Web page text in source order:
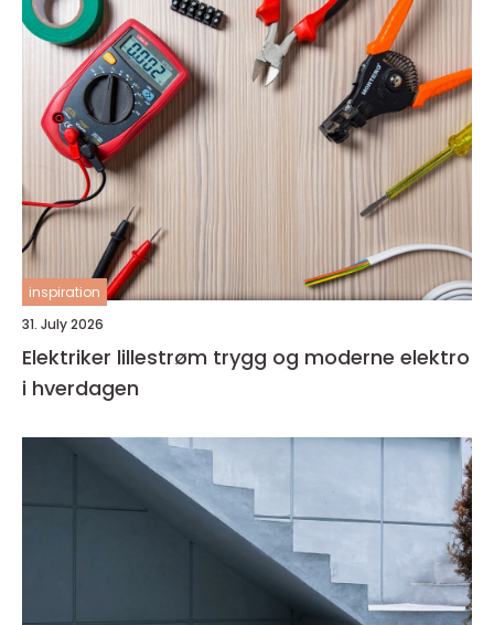
inspiration
31. July 2026
Elektriker lillestrøm trygg og moderne elektro
i hverdagen